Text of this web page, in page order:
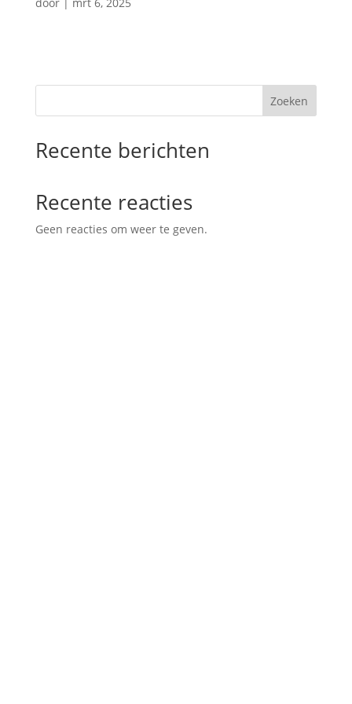
Zoeken
Recente berichten
Recente reacties
Geen reacties om weer te geven.